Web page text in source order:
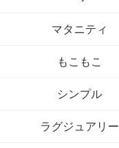
マタニティ
もこもこ
シンプル
ラグジュアリー